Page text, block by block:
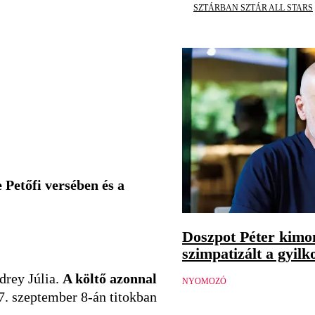
Petőfi versében és a
Júlia. A költő azonnal
szeptember 8-án titokban
SZTÁRBAN SZTÁR ALL STARS
Doszpot Péter
szimpatizált a
NYOMOZÓ